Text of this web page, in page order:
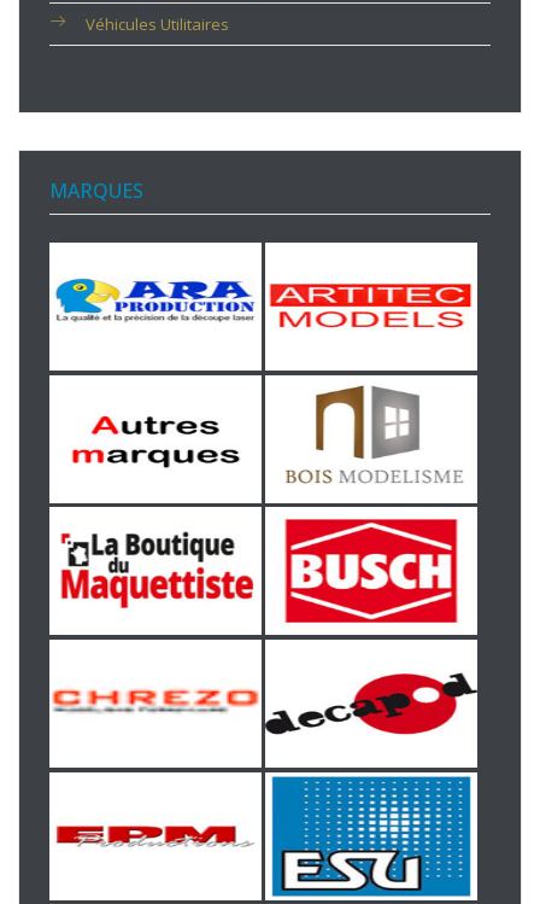
Véhicules Utilitaires
MARQUES